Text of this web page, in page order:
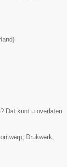
)
Dat kunt u overlaten
Drukwerk,